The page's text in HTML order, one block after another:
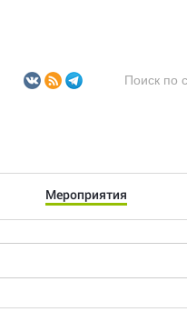
Мероприятия